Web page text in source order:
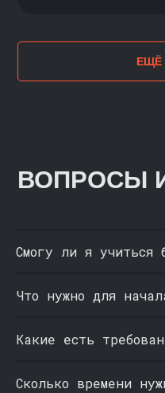
ЕЩЁ
Смогу ли я учиться
Что нужно для
Какие есть
Сколько времени